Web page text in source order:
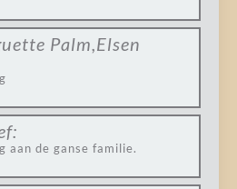
Palm,Elsen
aan de ganse familie.